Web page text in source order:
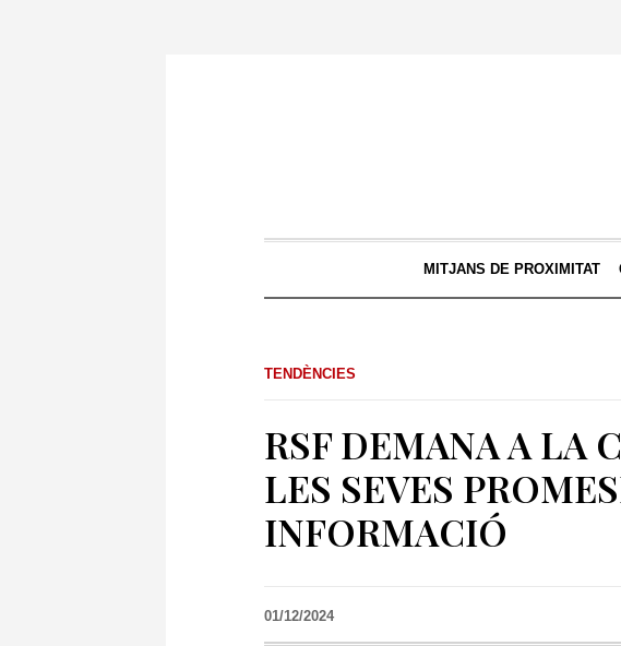
MITJANS DE PROXIMITAT
TENDÈNCIES
RSF DEMANA A LA
LES SEVES
INFORMACIÓ
01/12/2024